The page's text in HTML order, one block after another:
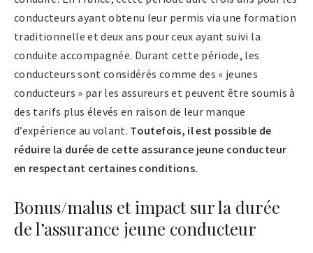
conducteurs ayant obtenu leur permis via une formation
traditionnelle et deux ans pour ceux ayant suivi la
conduite accompagnée. Durant cette période, les
conducteurs sont considérés comme des « jeunes
conducteurs » par les assureurs et peuvent être soumis à
des tarifs plus élevés en raison de leur manque
d’expérience au volant. Toutefois, il est possible de
réduire la durée de cette assurance jeune conducteur
en respectant certaines conditions.
Bonus/malus et impact sur la durée
de l’assurance jeune conducteur